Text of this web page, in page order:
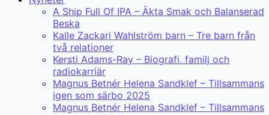
A Ship Full Of IPA – Äkta Smak och Balanserad
Beska
Kalle Zackari Wahlström barn – Tre barn från
två relationer
Kersti Adams-Ray – Biografi, familj och
radiokarriär
Magnus Betnér Helena Sandklef – Tillsammans
igen som särbo 2025
Magnus Betnér Helena Sandklef – Tillsammans